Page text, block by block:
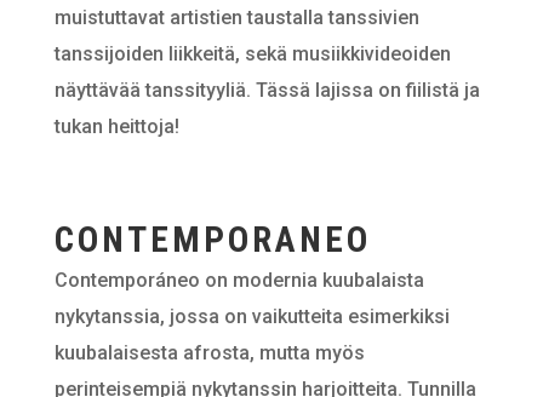
muistuttavat artistien taustalla tanssivien
tanssijoiden liikkeitä, sekä musiikkivideoiden
näyttävää tanssityyliä. Tässä lajissa on fiilistä ja
tukan heittoja!
CONTEMPORANEO
Contemporáneo on modernia kuubalaista
nykytanssia, jossa on vaikutteita esimerkiksi
kuubalaisesta afrosta, mutta myös
perinteisempiä nykytanssin harjoitteita. Tunnilla